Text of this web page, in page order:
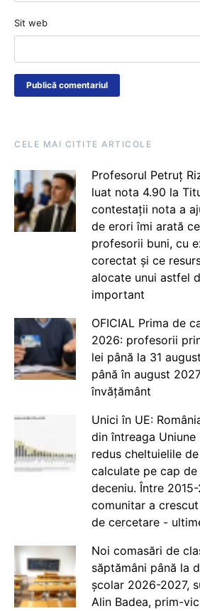
Sit web
CELE MAI CITITE ARTICOLE
Profesorul Petruț
luat nota 4.90 la
contestații nota a
de erori îmi arată
profesorii buni, cu
corectat și ce
alocate unui astfel
important
OFICIAL Prima de
2026: profesorii
lei până la 31
până în august
învățământ
Unici în UE:
din întreaga Uniune
redus cheltuielile
calculate pe cap
deceniu. Între
comunitar a
de cercetare -
Noi comasări de
săptămâni până la
școlar 2026-2027,
Alin Badea, prim-